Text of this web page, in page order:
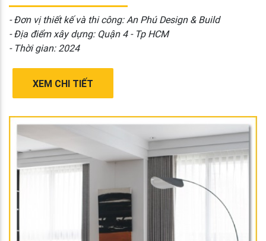
- Đơn vị thiết kế và thi công: An Phú Design & Build
- Địa điểm xây dựng: Quận 4 - Tp HCM
- Thời gian: 2024
XEM CHI TIẾT